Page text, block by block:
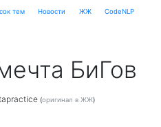
тем Новости ЖЖ CodeNLP
БиГов
(оригинал в ЖЖ)